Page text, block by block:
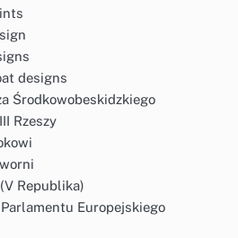
designs
Środkowobeskidzkiego
Rzeszy
Republika)
Europejskiego